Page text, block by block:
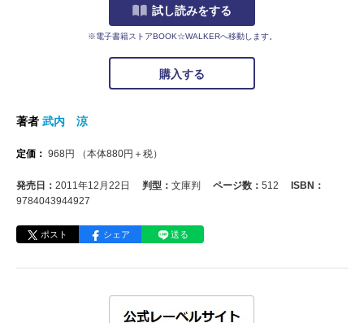
試し読みをする
※電子書籍ストアBOOK☆WALKERへ移動します。
購入する
著者 武内 涼
定価： 968円 （本体880円＋税）
発売日： 2011年12月22日 判型： 文庫判 ページ数： 512
ISBN：
9784043944927
ポスト シェア 送る